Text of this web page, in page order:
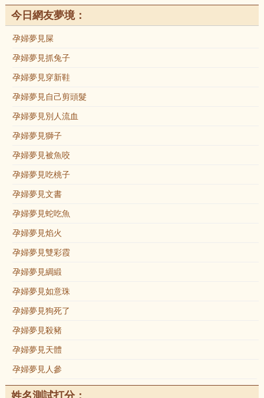
今日網友夢境：
孕婦夢見屎
孕婦夢見抓兔子
孕婦夢見穿新鞋
孕婦夢見自己剪頭髮
孕婦夢見別人流血
孕婦夢見獅子
孕婦夢見被魚咬
孕婦夢見吃桃子
孕婦夢見文書
孕婦夢見蛇吃魚
孕婦夢見焰火
孕婦夢見雙彩霞
孕婦夢見綢緞
孕婦夢見如意珠
孕婦夢見狗死了
孕婦夢見殺豬
孕婦夢見天體
孕婦夢見人參
姓名測試打分：